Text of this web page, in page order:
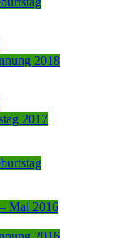
2018
2017
Mai 2016